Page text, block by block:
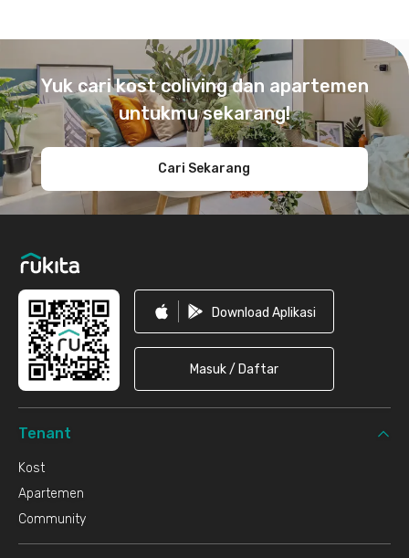
Yuk cari kost coliving dan apartemen
untukmu sekarang!
Cari Sekarang
Download Aplikasi
Masuk / Daftar
Tenant
Kost
Apartemen
Community